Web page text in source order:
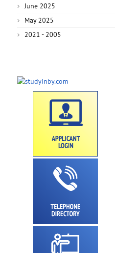
June 2025
May 2025
2021 - 2005